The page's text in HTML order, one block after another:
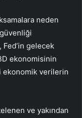
neden
Fed’in gelecek
ekonomisinin
ekonomik verilerin
ve yakından